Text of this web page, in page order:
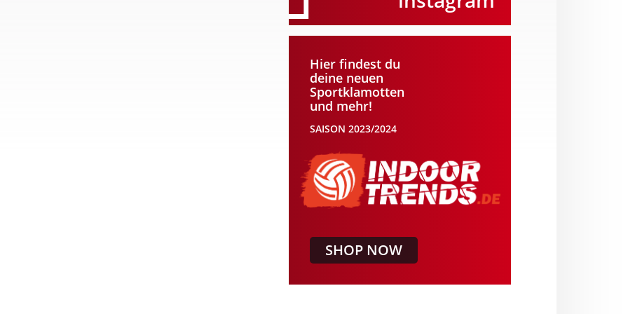
Hier findest du
deine neuen
Sportklamotten
und mehr!
SAISON 2023/2024
SHOP NOW